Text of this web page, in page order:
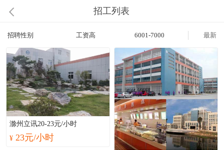
招工列表
招聘性别 工资高 6001-7000 最新
滁州立讯20-23元/小时
¥ 23元/小时